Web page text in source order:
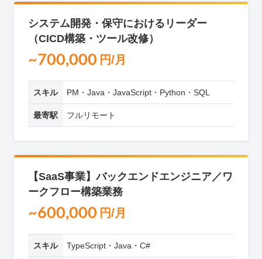
システム開発・保守におけるリーダー
（CICD構築・ツール改修）
~700,000 円/月
スキル PM・Java・JavaScript・Python・SQL
最寄駅 フルリモート
【SaaS事業】バックエンドエンジニア／ワ
ークフロー構築業務
~600,000 円/月
スキル TypeScript・Java・C#